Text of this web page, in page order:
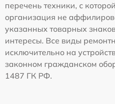
перечень техники, с
организация не
указанных товарных
интересы. Все виды
исключительно на
законном гражданском
1487 ГК РФ.